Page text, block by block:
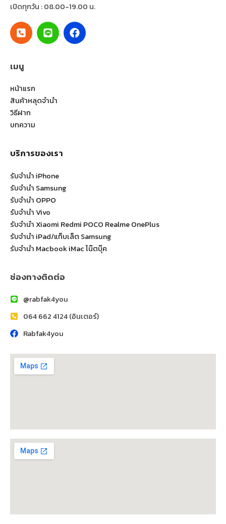
เปิดทุกวัน : 08.00-19.00 น.
เมนู
หน้าแรก
สินค้าหลุดจำนำ
วิธีฝาก
บทความ
บริการของเรา
รับจำนำ iPhone
รับจำนำ Samsung
รับจำนำ OPPO
รับจำนำ Vivo
รับจำนำ Xiaomi Redmi POCO Realme OnePlus
รับจำนำ iPad/แท็บเล็ต Samsung
รับจำนำ Macbook iMac โน๊ตบุ๊ค
ช่องทางติดต่อ
@rabfak4you
064 662 4124 (อินเตอร์)
Rabfak4you